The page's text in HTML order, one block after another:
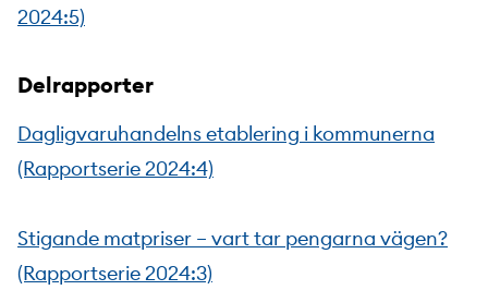
2024:5)
Delrapporter
Dagligvaruhandelns etablering i kommunerna
(Rapportserie 2024:4)
Stigande matpriser – vart tar pengarna vägen?
(Rapportserie 2024:3)